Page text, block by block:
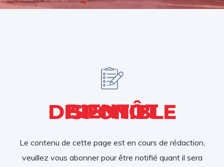
BIENTÔT DISPONIBLE
Le contenu de cette page est en cours de rédaction,
veuillez vous abonner pour être notifié quant il sera